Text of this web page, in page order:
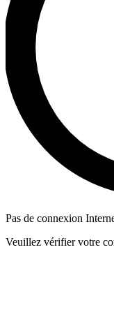
Pas de connexion
Veuillez vérifier votre